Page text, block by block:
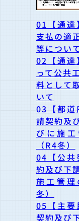
01【通達
支払の適
等につい
02【通達
って公共
料として
いて
03【都道
請契約及
びに施
（R4冬）
04【公共
約及び下
施工管
冬）
05【主要
契約及び